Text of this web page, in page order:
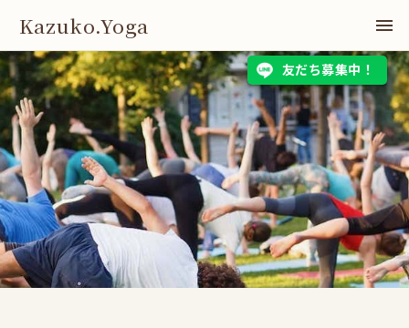
Kazuko.Yoga
友だち募集中！